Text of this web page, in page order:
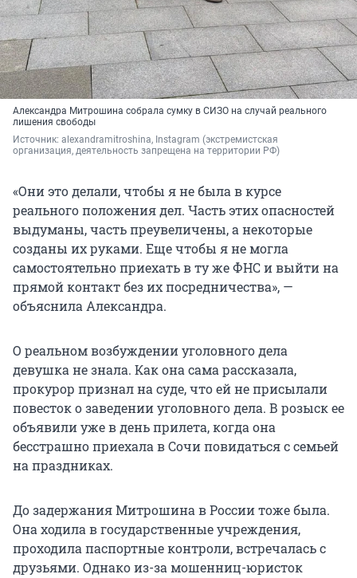
Александра Митрошина собрала сумку в СИЗО на случай реального
лишения свободы
Источник: alexandramitroshina, Instagram (экстремистская
организация, деятельность запрещена на территории РФ)
«Они это делали, чтобы я не была в курсе
реального положения дел. Часть этих опасностей
выдуманы, часть преувеличены, а некоторые
созданы их руками. Еще чтобы я не могла
самостоятельно приехать в ту же ФНС и выйти на
прямой контакт без их посредничества», —
объяснила Александра.
О реальном возбуждении уголовного дела
девушка не знала. Как она сама рассказала,
прокурор признал на суде, что ей не присылали
повесток о заведении уголовного дела. В розыск ее
объявили уже в день прилета, когда она
бесстрашно приехала в Сочи повидаться с семьей
на праздниках.
До задержания Митрошина в России тоже была.
Она ходила в государственные учреждения,
проходила паспортные контроли, встречалась с
друзьями. Однако из-за мошенниц-юристок